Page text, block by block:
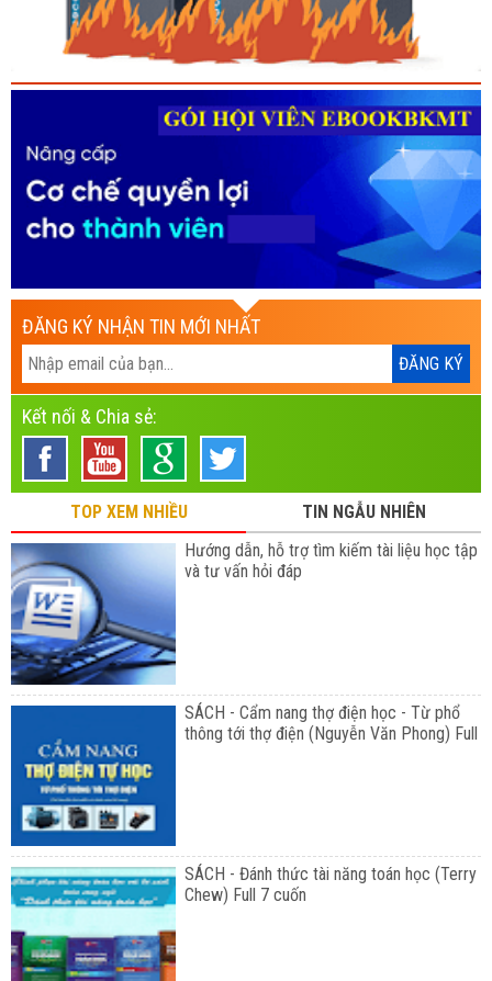
ĐĂNG KÝ NHẬN TIN MỚI NHẤT
Kết nối & Chia sẻ:
TOP XEM NHIỀU
TIN NGẪU NHIÊN
Hướng dẫn, hỗ trợ tìm kiếm tài liệu học tập
và tư vấn hỏi đáp
SÁCH - Cẩm nang thợ điện học - Từ phổ
thông tới thợ điện (Nguyễn Văn Phong) Full
SÁCH - Đánh thức tài năng toán học (Terry
Chew) Full 7 cuốn